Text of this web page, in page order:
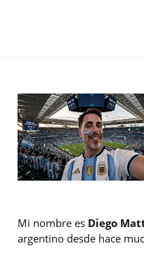
Mi nombre es Diego
argentino desde hace